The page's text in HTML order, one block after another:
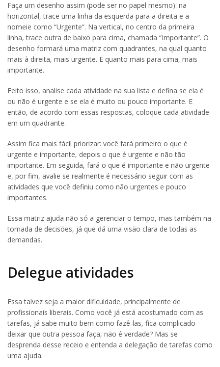
Faça um desenho assim (pode ser no papel mesmo): na
horizontal, trace uma linha da esquerda para a direita e a
nomeie como “Urgente”. Na vertical, no centro da primeira
linha, trace outra de baixo para cima, chamada “Importante”. O
desenho formará uma matriz com quadrantes, na qual quanto
mais à direita, mais urgente. E quanto mais para cima, mais
importante.
Feito isso, analise cada atividade na sua lista e defina se ela é
ou não é urgente e se ela é muito ou pouco importante. E
então, de acordo com essas respostas, coloque cada atividade
em um quadrante.
Assim fica mais fácil priorizar: você fará primeiro o que é
urgente e importante, depois o que é urgente e não tão
importante. Em seguida, fará o que é importante e não urgente
e, por fim, avalie se realmente é necessário seguir com as
atividades que você definiu como não urgentes e pouco
importantes.
Essa matriz ajuda não só a gerenciar o tempo, mas também na
tomada de decisões, já que dá uma visão clara de todas as
demandas.
Delegue atividades
Essa talvez seja a maior dificuldade, principalmente de
profissionais liberais. Como você já está acostumado com as
tarefas, já sabe muito bem como fazê-las, fica complicado
deixar que outra pessoa faça, não é verdade? Mas se
desprenda desse receio e entenda a delegação de tarefas como
uma ajuda.